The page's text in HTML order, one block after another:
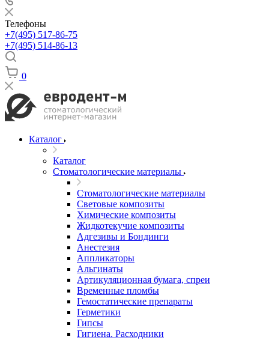
Телефоны
+7(495) 517-86-75
+7(495) 514-86-13
0
Каталог
Каталог
Стоматологические материалы
Стоматологические материалы
Световые композиты
Химические композиты
Жидкотекучие композиты
Адгезивы и Бондинги
Анестезия
Аппликаторы
Альгинаты
Артикуляционная бумага, спреи
Временные пломбы
Гемостатические препараты
Герметики
Гипсы
Гигиена. Расходники